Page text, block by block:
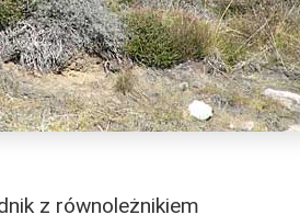
z równoleżnikiem